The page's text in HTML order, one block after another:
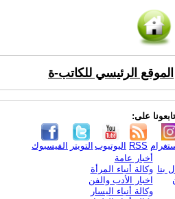
الموقع الرئيسي للكاتب-ة
تابعونا على:
الفيسبوك التويتر اليوتيوب RSS
بنا
أخبار عامة
وكالة أنباء المرأة
اخبار الأدب والفن
وكالة أنباء اليسار